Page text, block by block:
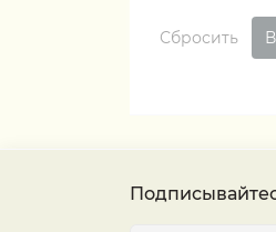
Сбросить